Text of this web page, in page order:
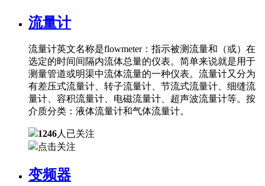
流量计
流量计英文名称是flowmeter：指示被测流量和（或）在
选定的时间间隔内流体总量的仪表。简单来说就是用于
测量管道或明渠中流体流量的一种仪表。流量计又分为
有差压式流量计、转子流量计、节流式流量计、细缝流
量计、容积流量计、电磁流量计、超声波流量计等。按
介质分类：液体流量计和气体流量计。
1246人已关注
点击关注
变频器